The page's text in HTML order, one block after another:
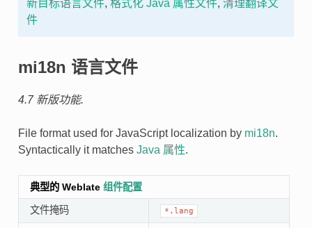
新目标语言文件, 格式化 Java 属性文件, 清理翻译文
件
mi18n 语言文件
4.7 新版功能.
File format used for JavaScript localization by mi18n.
Syntactically it matches Java 属性.
典型的 Weblate 组件配置
文件掩码 *.lang